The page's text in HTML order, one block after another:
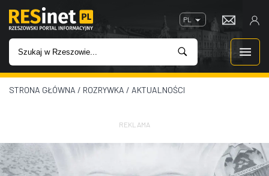
PL
WIADOMOŚCI
IMPREZY
STRONA GŁÓWNA / ROZRYWKA / AKTUALNOŚCI
REKLAMA